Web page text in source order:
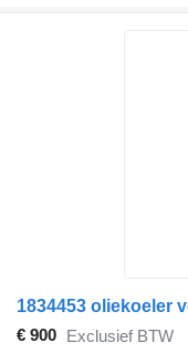
1834453 oliekoeler
€ 900 Exclusief BTW